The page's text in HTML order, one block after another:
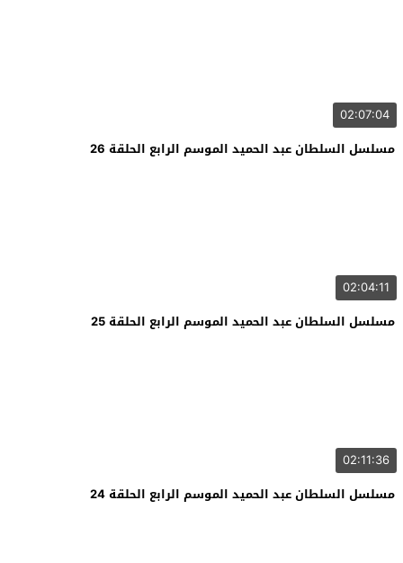
02:07:04
مسلسل السلطان عبد الحميد الموسم الرابع الحلقة 26
02:04:11
مسلسل السلطان عبد الحميد الموسم الرابع الحلقة 25
02:11:36
مسلسل السلطان عبد الحميد الموسم الرابع الحلقة 24